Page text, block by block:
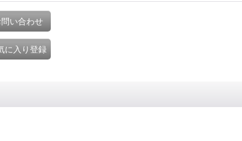
問い合わせ
に入り登録